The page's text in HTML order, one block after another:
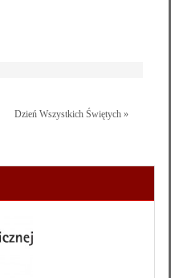
Dzień Wszystkich Świętych »